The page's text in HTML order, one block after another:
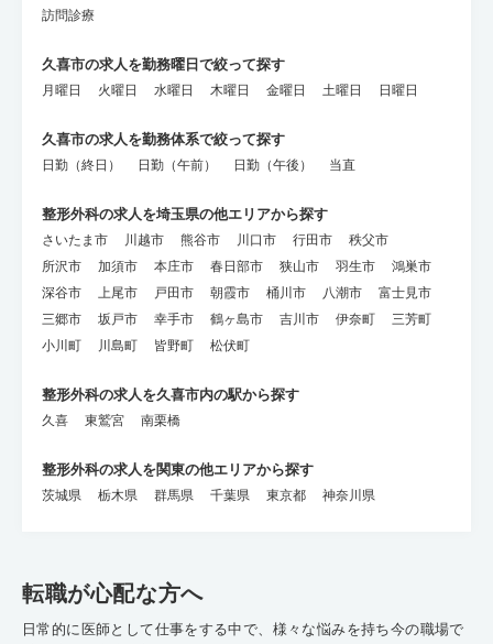
訪問診療
久喜市の求人を勤務曜日で絞って探す
月曜日 火曜日 水曜日 木曜日 金曜日 土曜日 日曜日
久喜市の求人を勤務体系で絞って探す
日勤（終日） 日勤（午前） 日勤（午後） 当直
整形外科の求人を埼玉県の他エリアから探す
さいたま市 川越市 熊谷市 川口市 行田市
秩父市
所沢市
加須市 本庄市 春日部市 狭山市 羽生市
鴻巣市
深谷市
上尾市 戸田市 朝霞市 桶川市 八潮市
富士見市
三郷市
坂戸市 幸手市 鶴ヶ島市 吉川市 伊奈町
三芳町
小川町
川島町 皆野町 松伏町
整形外科の求人を久喜市内の駅から探す
久喜 東鷲宮 南栗橋
整形外科の求人を関東の他エリアから探す
茨城県 栃木県 群馬県 千葉県 東京都 神奈川県
転職が心配な方へ
日常的に医師として仕事をする中で、様々な悩みを持ち今の職場で